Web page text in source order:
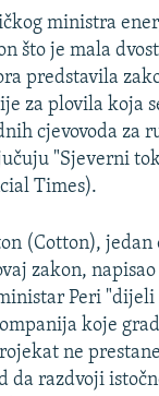
ministra
što je mala
predstavila
za plovila koja
cjevovoda za
"Sjeverni
Times).
(Cotton),
zakon,
Peri "dijeli
koje
ne
da razdvoji